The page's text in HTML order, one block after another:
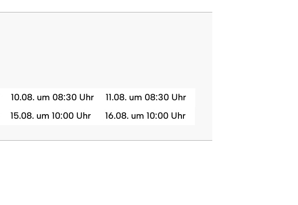
10.08. um 08:30 Uhr
11.08. um 08:30 Uhr
15.08. um 10:00 Uhr 16.08. um 10:00 Uhr